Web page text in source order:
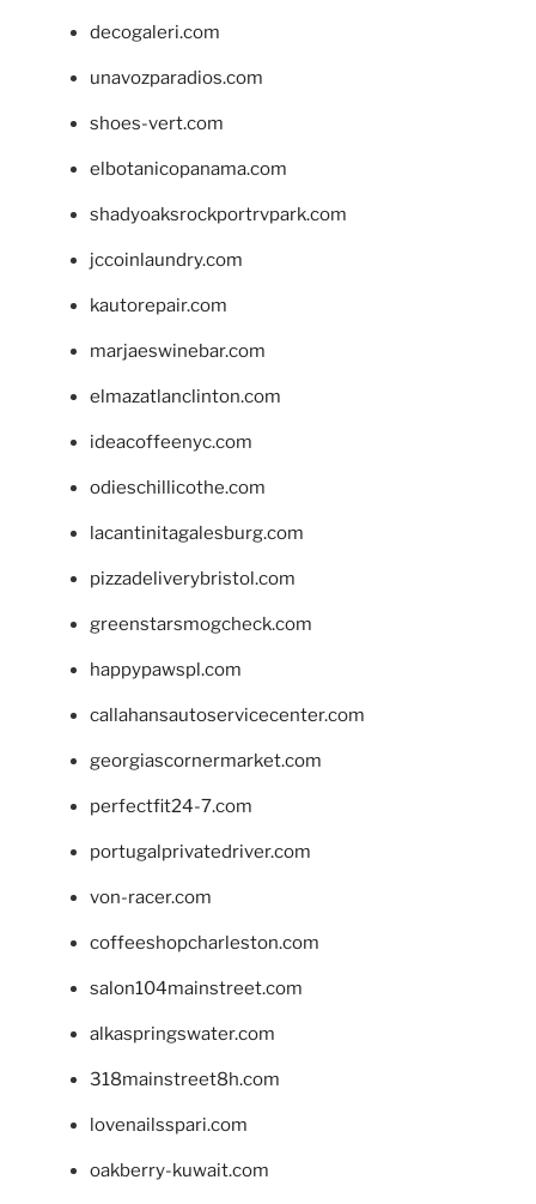
decogaleri.com
unavozparadios.com
shoes-vert.com
elbotanicopanama.com
shadyoaksrockportrvpark.com
jccoinlaundry.com
kautorepair.com
marjaeswinebar.com
elmazatlanclinton.com
ideacoffeenyc.com
odieschillicothe.com
lacantinitagalesburg.com
pizzadeliverybristol.com
greenstarsmogcheck.com
happypawspl.com
callahansautoservicecenter.com
georgiascornermarket.com
perfectfit24-7.com
portugalprivatedriver.com
von-racer.com
coffeeshopcharleston.com
salon104mainstreet.com
alkaspringswater.com
318mainstreet8h.com
lovenailsspari.com
oakberry-kuwait.com